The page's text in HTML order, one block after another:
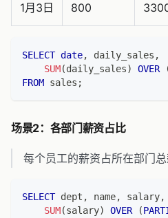
1月3日 800
SELECT date, daily_sales ,
SUM(daily_sales) OVER
FROM sales ;
场景2：各部门薪资占比
每个员工的薪资占所在部门总
SELECT dept , name, salary,
SUM(salary) OVER (